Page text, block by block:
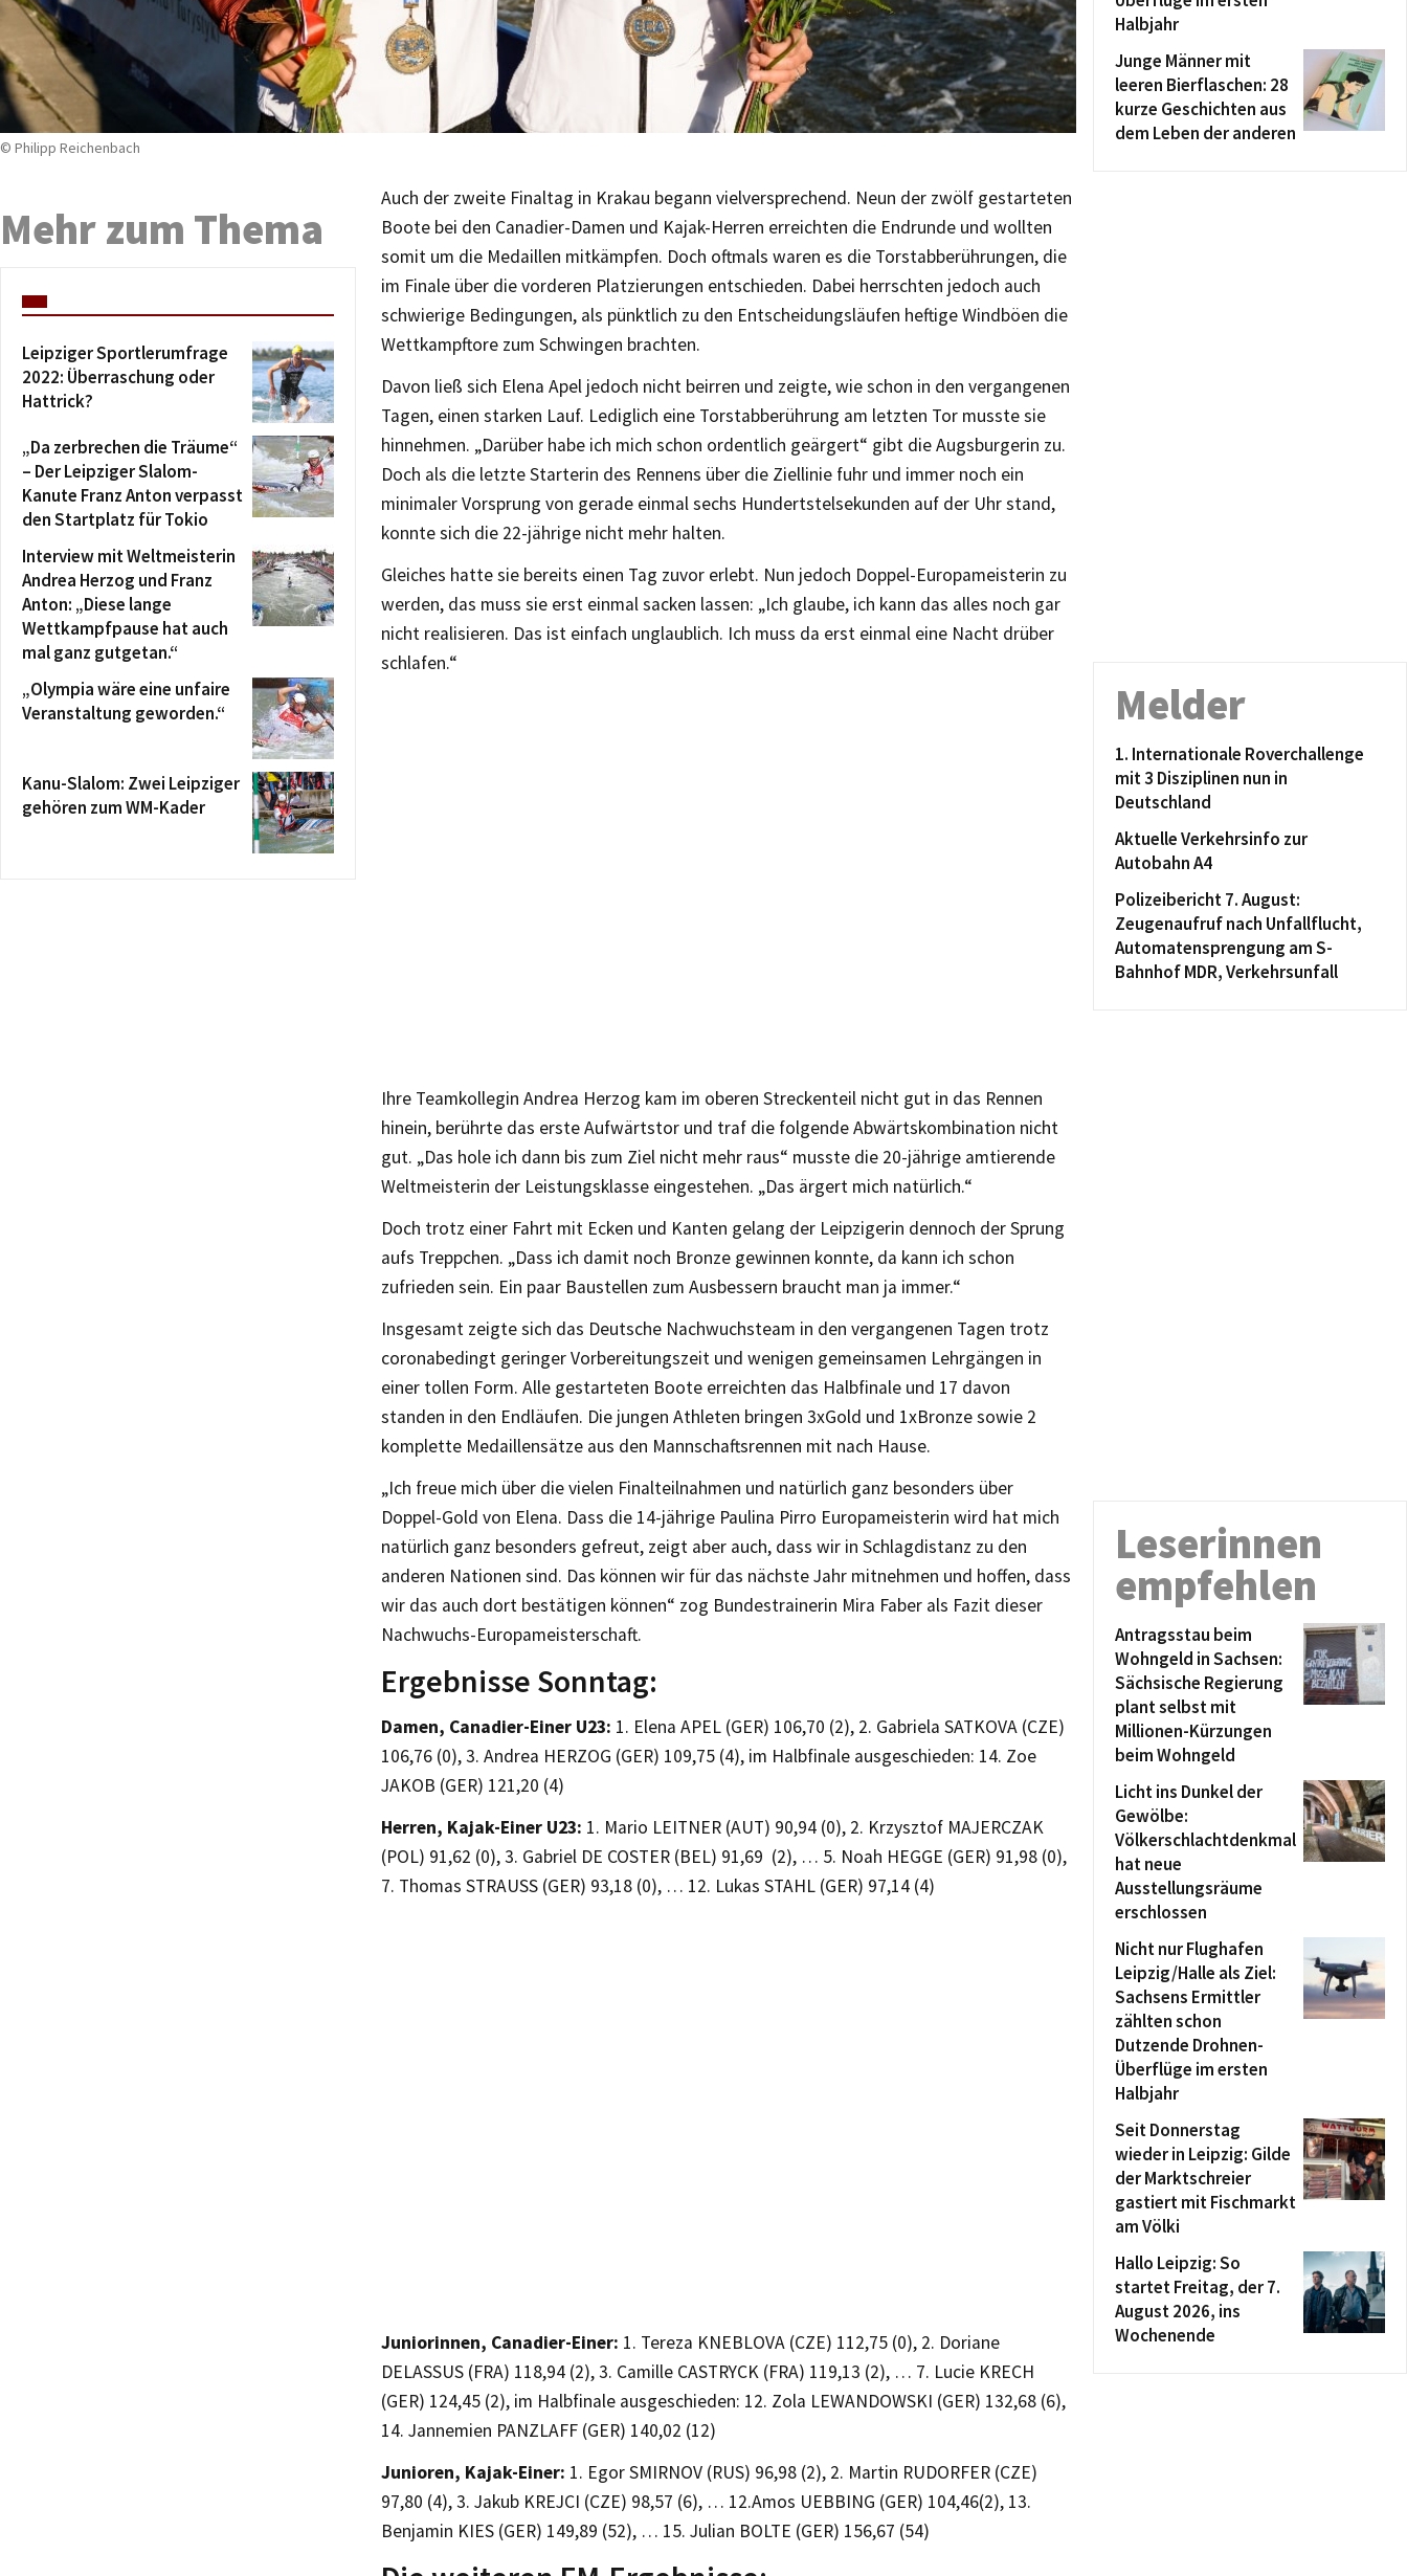
© Philipp Reichenbach
Auch der zweite Finaltag in Krakau begann vielversprechend. Neun der zwölf gestarteten
Boote bei den Canadier-Damen und Kajak-Herren erreichten die Endrunde und wollten
somit um die Medaillen mitkämpfen. Doch oftmals waren es die Torstabberührungen, die
im Finale über die vorderen Platzierungen entschieden. Dabei herrschten jedoch auch
schwierige Bedingungen, als pünktlich zu den Entscheidungsläufen heftige Windböen die
Wettkampftore zum Schwingen brachten.
Davon ließ sich Elena Apel jedoch nicht beirren und zeigte, wie schon in den vergangenen
Tagen, einen starken Lauf. Lediglich eine Torstabberührung am letzten Tor musste sie
hinnehmen. „Darüber habe ich mich schon ordentlich geärgert“ gibt die Augsburgerin zu.
Doch als die letzte Starterin des Rennens über die Ziellinie fuhr und immer noch ein
minimaler Vorsprung von gerade einmal sechs Hundertstelsekunden auf der Uhr stand,
konnte sich die 22-jährige nicht mehr halten.
Gleiches hatte sie bereits einen Tag zuvor erlebt. Nun jedoch Doppel-Europameisterin zu
werden, das muss sie erst einmal sacken lassen: „Ich glaube, ich kann das alles noch gar
nicht realisieren. Das ist einfach unglaublich. Ich muss da erst einmal eine Nacht drüber
schlafen.“
Ihre Teamkollegin Andrea Herzog kam im oberen Streckenteil nicht gut in das Rennen
hinein, berührte das erste Aufwärtstor und traf die folgende Abwärtskombination nicht
gut. „Das hole ich dann bis zum Ziel nicht mehr raus“ musste die 20-jährige amtierende
Weltmeisterin der Leistungsklasse eingestehen. „Das ärgert mich natürlich.“
Doch trotz einer Fahrt mit Ecken und Kanten gelang der Leipzigerin dennoch der Sprung
aufs Treppchen. „Dass ich damit noch Bronze gewinnen konnte, da kann ich schon
zufrieden sein. Ein paar Baustellen zum Ausbessern braucht man ja immer.“
Insgesamt zeigte sich das Deutsche Nachwuchsteam in den vergangenen Tagen trotz
coronabedingt geringer Vorbereitungszeit und wenigen gemeinsamen Lehrgängen in
einer tollen Form. Alle gestarteten Boote erreichten das Halbfinale und 17 davon
standen in den Endläufen. Die jungen Athleten bringen 3xGold und 1xBronze sowie 2
komplette Medaillensätze aus den Mannschaftsrennen mit nach Hause.
„Ich freue mich über die vielen Finalteilnahmen und natürlich ganz besonders über
Doppel-Gold von Elena. Dass die 14-jährige Paulina Pirro Europameisterin wird hat mich
natürlich ganz besonders gefreut, zeigt aber auch, dass wir in Schlagdistanz zu den
anderen Nationen sind. Das können wir für das nächste Jahr mitnehmen und hoffen, dass
wir das auch dort bestätigen können“ zog Bundestrainerin Mira Faber als Fazit dieser
Nachwuchs-Europameisterschaft.
Ergebnisse Sonntag:
Damen, Canadier-Einer U23: 1. Elena APEL (GER) 106,70 (2), 2. Gabriela SATKOVA (CZE)
106,76 (0), 3. Andrea HERZOG (GER) 109,75 (4), im Halbfinale ausgeschieden: 14. Zoe
JAKOB (GER) 121,20 (4)
Herren, Kajak-Einer U23: 1. Mario LEITNER (AUT) 90,94 (0), 2. Krzysztof MAJERCZAK
(POL) 91,62 (0), 3. Gabriel DE COSTER (BEL) 91,69 (2), … 5. Noah HEGGE (GER) 91,98 (0),
7. Thomas STRAUSS (GER) 93,18 (0), … 12. Lukas STAHL (GER) 97,14 (4)
Juniorinnen, Canadier-Einer: 1. Tereza KNEBLOVA (CZE) 112,75 (0), 2. Doriane
DELASSUS (FRA) 118,94 (2), 3. Camille CASTRYCK (FRA) 119,13 (2), … 7. Lucie KRECH
(GER) 124,45 (2), im Halbfinale ausgeschieden: 12. Zola LEWANDOWSKI (GER) 132,68 (6),
14. Jannemien PANZLAFF (GER) 140,02 (12)
Junioren, Kajak-Einer: 1. Egor SMIRNOV (RUS) 96,98 (2), 2. Martin RUDORFER (CZE)
97,80 (4), 3. Jakub KREJCI (CZE) 98,57 (6), … 12.Amos UEBBING (GER) 104,46(2), 13.
Benjamin KIES (GER) 149,89 (52), … 15. Julian BOLTE (GER) 156,67 (54)
Mehr zum Thema
Leipziger Sportlerumfrage
2022: Überraschung oder
Hattrick?
„Da zerbrechen die Träume“
– Der Leipziger Slalom-
Kanute Franz Anton verpasst
den Startplatz für Tokio
Interview mit Weltmeisterin
Andrea Herzog und Franz
Anton: „Diese lange
Wettkampfpause hat auch
mal ganz gutgetan.“
„Olympia wäre eine unfaire
Veranstaltung geworden.“
Kanu-Slalom: Zwei Leipziger
gehören zum WM-Kader
Halbjahr
Junge Männer mit
leeren Bierflaschen: 28
kurze Geschichten aus
dem Leben der anderen
Melder
1. Internationale Roverchallenge
mit 3 Disziplinen nun in
Deutschland
Aktuelle Verkehrsinfo zur
Autobahn A4
Polizeibericht 7. August:
Zeugenaufruf nach Unfallflucht,
Automatensprengung am S-
Bahnhof MDR, Verkehrsunfall
Leserinnen
empfehlen
Antragsstau beim
Wohngeld in Sachsen:
Sächsische Regierung
plant selbst mit
Millionen-Kürzungen
beim Wohngeld
Licht ins Dunkel der
Gewölbe:
Völkerschlachtdenkmal
hat neue
Ausstellungsräume
erschlossen
Nicht nur Flughafen
Leipzig/Halle als Ziel:
Sachsens Ermittler
zählten schon
Dutzende Drohnen-
Überflüge im ersten
Halbjahr
Seit Donnerstag
wieder in Leipzig: Gilde
der Marktschreier
gastiert mit Fischmarkt
am Völki
Hallo Leipzig: So
startet Freitag, der 7.
August 2026, ins
Wochenende